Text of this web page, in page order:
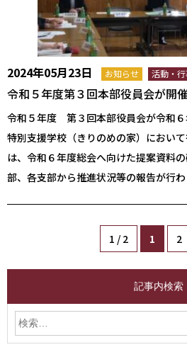
2024年05月23日 お知らせ 活動・行
令和５年度第３回本部役員会が開
令和５年度 第３回本部役員会が令和
特別支援学校（きりのめの家）におい
は、令和６年度総会へ向けた提案資料
部、各支部から推進状況等の報告が行
1 / 2 1 2
記事内検索